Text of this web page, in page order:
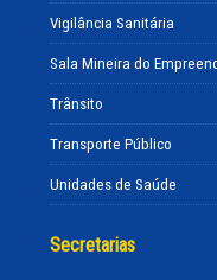
Vigilância Sanitária
Sala Mineira do
Trânsito
Transporte Público
Unidades de Saúde
Secretarias